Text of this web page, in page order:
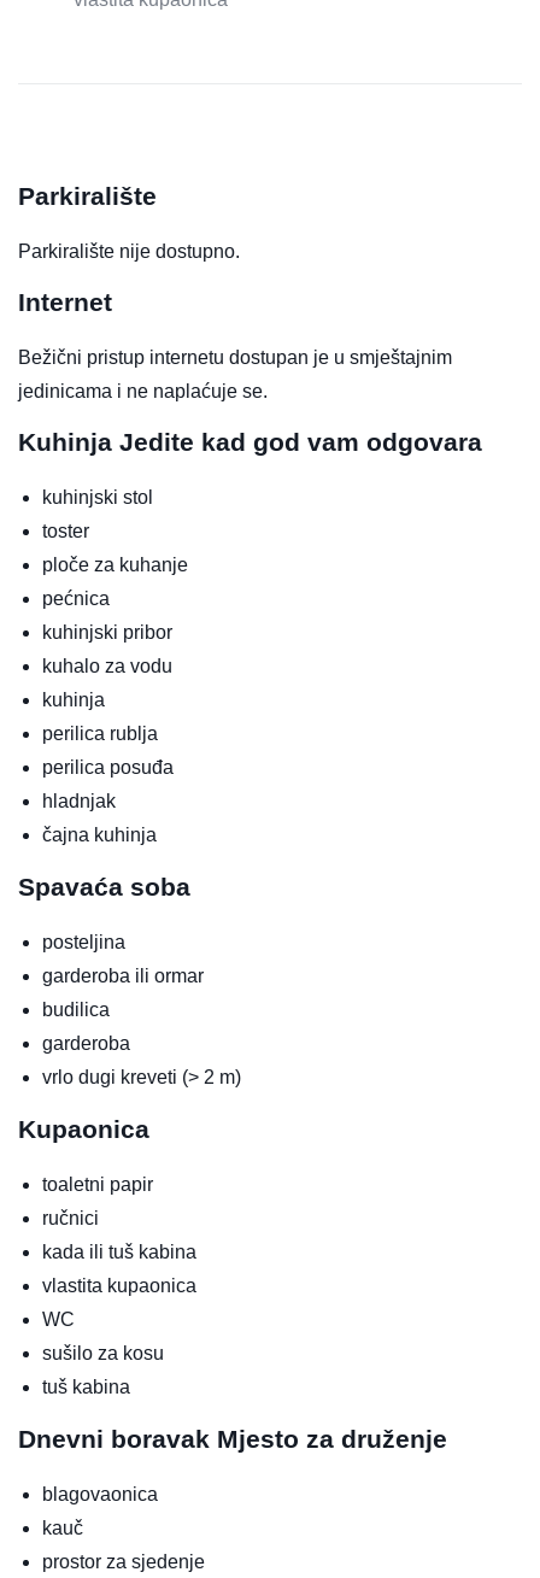
Parkiralište
Parkiralište nije dostupno.
Internet
Bežični pristup internetu dostupan je u smještajnim
jedinicama i ne naplaćuje se.
Kuhinja Jedite kad god vam odgovara
kuhinjski stol
toster
ploče za kuhanje
pećnica
kuhinjski pribor
kuhalo za vodu
kuhinja
perilica rublja
perilica posuđa
hladnjak
čajna kuhinja
Spavaća soba
posteljina
garderoba ili ormar
budilica
garderoba
vrlo dugi kreveti (> 2 m)
Kupaonica
toaletni papir
ručnici
kada ili tuš kabina
vlastita kupaonica
WC
sušilo za kosu
tuš kabina
Dnevni boravak Mjesto za druženje
blagovaonica
kauč
prostor za sjedenje